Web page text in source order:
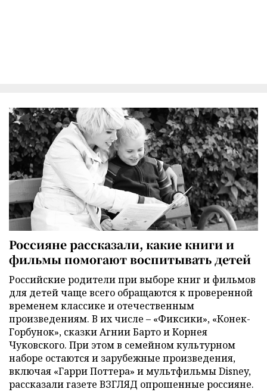
Россияне рассказали, какие книги и
фильмы помогают воспитывать детей
Российские родители при выборе книг и фильмов
для детей чаще всего обращаются к проверенной
временем классике и отечественным
произведениям. В их числе – «Фиксики», «Конек-
Горбунок», сказки Агнии Барто и Корнея
Чуковского. При этом в семейном культурном
наборе остаются и зарубежные произведения,
включая «Гарри Поттера» и мультфильмы Disney,
рассказали газете ВЗГЛЯД опрошенные россияне.